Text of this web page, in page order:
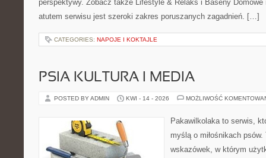
perspektywy. Zobacz także Lifestyle & Relaks i Baseny Domowe
atutem serwisu jest szeroki zakres poruszanych zagadnień. […]
CATEGORIES: NAPOJE I KOKTAJLE
PSIA KULTURA I MEDIA
POSTED BY ADMIN KWI - 14 - 2026 MOŻLIWOŚĆ
Pakawilkolaka to serwis,
myślą o miłośnikach
wskazówek, w którym